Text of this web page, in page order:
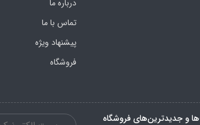
درباره ما
تماس با ما
پیشنهاد ویژه
فروشگاه
و جدیدترین‌های فروشگاه